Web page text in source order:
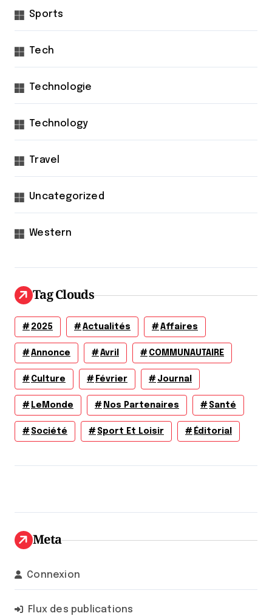
Sports
Tech
Technologie
Technology
Travel
Uncategorized
Western
Tag Clouds
2025 Actualités Affaires
Annonce Avril COMMUNAUTAIRE
Culture Février Journal
LeMonde Nos Partenaires Santé
Société Sport Et Loisir Éditorial
Meta
Connexion
Flux des publications